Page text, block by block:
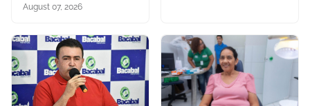
August 07, 2026